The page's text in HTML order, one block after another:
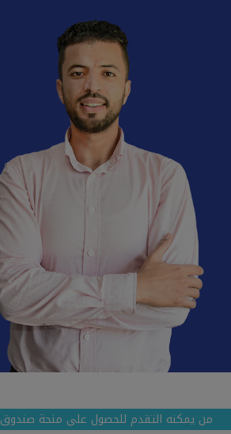
من يمكنه التقدم للحصول على منحة صندوق NorDev؟